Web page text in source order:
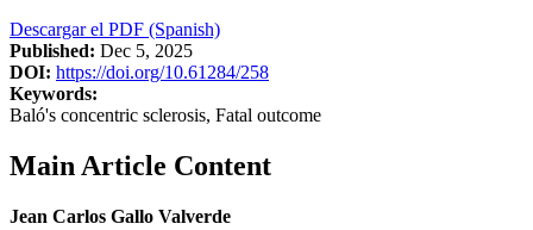
Descargar el PDF (Spanish)
Published: Dec 5, 2025
DOI: https://doi.org/10.61284/258
Keywords:
Baló's concentric sclerosis, Fatal outcome
Main Article Content
Jean Carlos Gallo Valverde